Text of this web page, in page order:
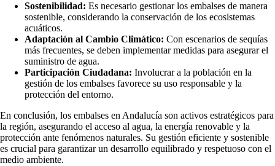
Sostenibilidad: Es necesario gestionar los embalses de manera
sostenible, considerando la conservación de los ecosistemas
acuáticos.
Adaptación al Cambio Climático: Con escenarios de sequías
más frecuentes, se deben implementar medidas para asegurar el
suministro de agua.
Participación Ciudadana: Involucrar a la población en la
gestión de los embalses favorece su uso responsable y la
protección del entorno.
En conclusión, los embalses en Andalucía son activos estratégicos para
la región, asegurando el acceso al agua, la energía renovable y la
protección ante fenómenos naturales. Su gestión eficiente y sostenible
es crucial para garantizar un desarrollo equilibrado y respetuoso con el
medio ambiente.